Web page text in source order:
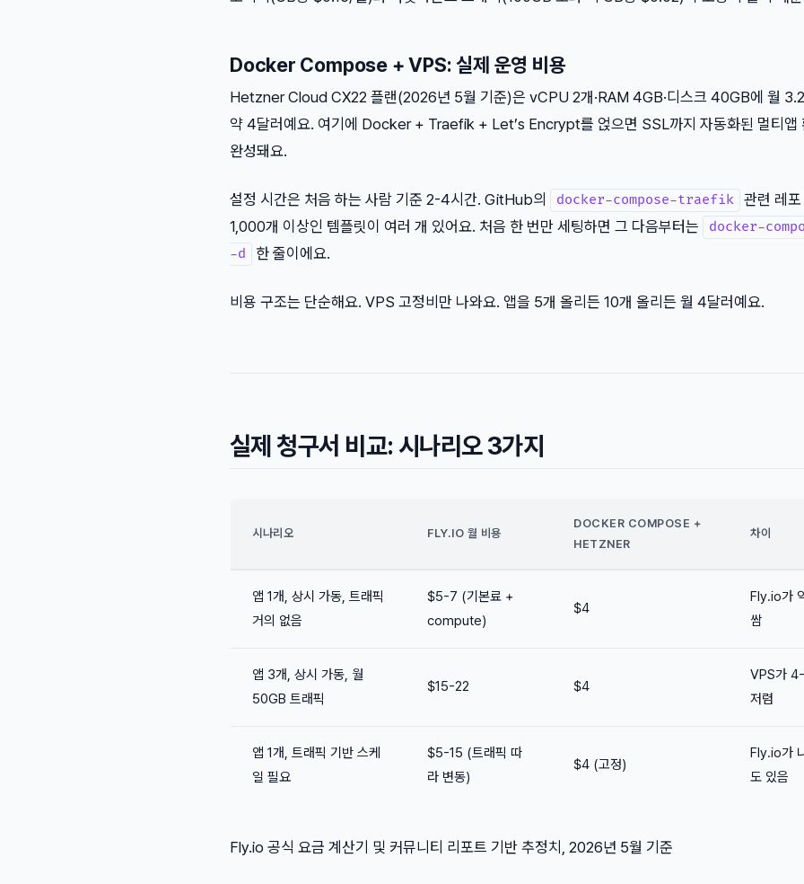
Docker Compose + VPS: 실제 운영 비용
Hetzner Cloud CX22 플랜(2026년 5월 기준)은 vCPU 2개·RAM 4GB·디스크 40GB에 월
약 4달러예요. 여기에 Docker + Traefik + Let’s Encrypt를 얹으면 SSL까지 자동화된 멀티앱
완성돼요.
설정 시간은 처음 하는 사람 기준 2-4시간. GitHub의 docker-compose-traefik 관련 레
1,000개 이상인 템플릿이 여러 개 있어요. 처음 한 번만 세팅하면 그 다음부터는
docker-
-d
한 줄이에요.
비용 구조는 단순해요. VPS 고정비만 나와요. 앱을 5개 올리든 10개 올리든 월 4달러예요.
실제 청구서 비교: 시나리오 3가지
시나리오 FLY.IO 월 비용
DOCKER COMPOSE +
HETZNER
차이
앱 1개, 상시 가동, 트래픽
거의 없음
$5-7 (기본료 +
compute)
$4
Fly.io가
쌈
앱 3개, 상시 가동, 월
50GB 트래픽
$15-22 $4
VPS가
저렴
앱 1개, 트래픽 기반 스케
일 필요
$5-15 (트래픽 따
라 변동)
$4 (고정)
Fly.io가
도 있음
Fly.io 공식 요금 계산기 및 커뮤니티 리포트 기반 추정치, 2026년 5월 기준